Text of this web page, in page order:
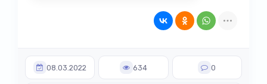
08.03.2022 634 0